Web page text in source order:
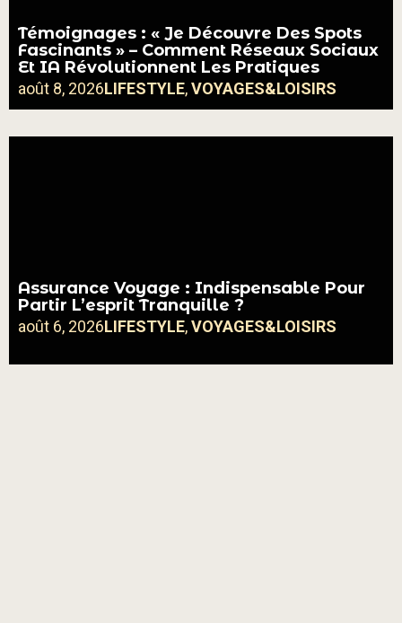
Témoignages : « Je Découvre Des Spots
Fascinants » – Comment Réseaux Sociaux
Et IA Révolutionnent Les Pratiques
août 8, 2026LIFESTYLE,VOYAGES&LOISIRS
Assurance Voyage : Indispensable Pour
Partir L’esprit Tranquille ?
août 6, 2026LIFESTYLE,VOYAGES&LOISIRS